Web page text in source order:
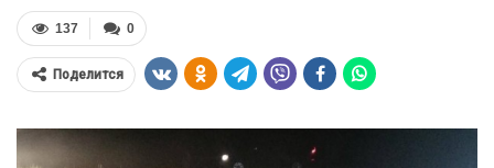
0
137
Поделится